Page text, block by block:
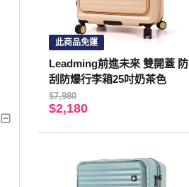
此商品免運
Leadming前進未來 雙開蓋 防
刮防爆行李箱25吋奶茶色
$7,980
$2,180